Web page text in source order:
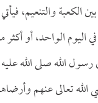
بين الكعبة والتنعيم،
الواحد، أو
الله صلى الله
تعالى عنهم